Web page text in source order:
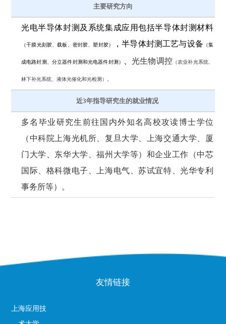
主要研究方向
光电半导体封测及系统集成应用包括半导体封测材料
（干膜光刻胶、载板、密封胶、塑封胶） ，半导体封测工艺与设备 （集
成电路封测、分立器件封测和光电器件封测） 、光生物调控 （农业补光系统、
林下补光系统、液体光催化和光检测）。
近3年指导研究生的就业情况
多名毕业研究生前往国内外知名高校攻读博士学位
（中科院上海光机所、复旦大学、上海交通大学、厦
门大学、东华大学、福州大学等）和企业工作（中芯
国际、格科微电子、上海电气、苏试宜特、光华专利
事务所等）。
友情链接
上海应用技